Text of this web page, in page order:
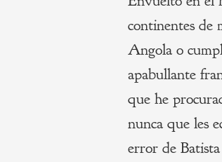
continentes de
Angola o
apabullante
que he
nunca que les
error de